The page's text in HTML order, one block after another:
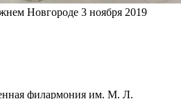
Новгороде 3 ноября 2019
филармония им. М. Л.